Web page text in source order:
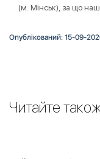
(м. Мінськ), за що
Опублікований: 15-09-
Читайте